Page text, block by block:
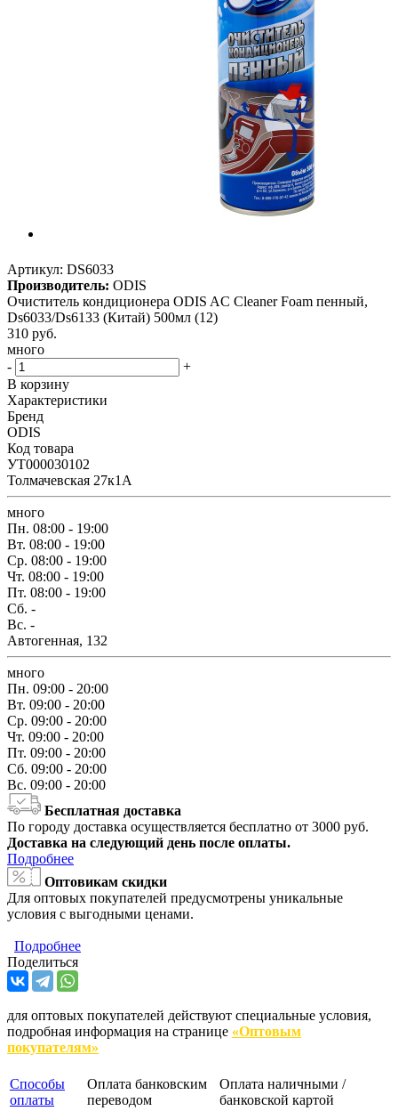
Артикул: DS6033
Производитель: ODIS
Очиститель кондиционера ODIS AC Cleaner Foam пенный,
Ds6033/Ds6133 (Китай) 500мл (12)
310 руб.
много
-
+
В корзину
Характеристики
Бренд
ODIS
Код товара
УТ000030102
Толмачевская 27к1А
много
Пн. 08:00 - 19:00
Вт. 08:00 - 19:00
Ср. 08:00 - 19:00
Чт. 08:00 - 19:00
Пт. 08:00 - 19:00
Сб. -
Вс. -
Автогенная, 132
много
Пн. 09:00 - 20:00
Вт. 09:00 - 20:00
Ср. 09:00 - 20:00
Чт. 09:00 - 20:00
Пт. 09:00 - 20:00
Сб. 09:00 - 20:00
Вс. 09:00 - 20:00
Бесплатная доставка
По городу доставка осуществляется бесплатно от 3000 руб.
Доставка на следующий день после оплаты.
Подробнее
Оптовикам скидки
Для оптовых покупателей предусмотрены уникальные
условия с выгодными ценами.
Подробнее
Поделиться
для оптовых покупателей действуют специальные условия,
подробная информация на странице «Оптовым
покупателям»
Способы
оплаты
Оплата банковским
переводом
Оплата наличными /
банковской картой